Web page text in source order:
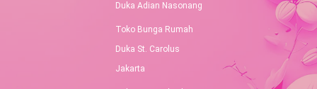
Duka Adian Nasonang
Toko Bunga Rumah
Duka St. Carolus
Jakarta